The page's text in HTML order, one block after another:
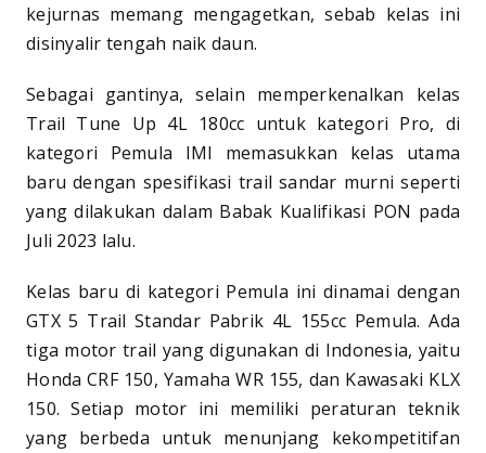
kejurnas memang mengagetkan, sebab kelas ini
disinyalir tengah naik daun.
Sebagai gantinya, selain memperkenalkan kelas
Trail Tune Up 4L 180cc untuk kategori Pro, di
kategori Pemula IMI memasukkan kelas utama
baru dengan spesifikasi trail sandar murni seperti
yang dilakukan dalam Babak Kualifikasi PON pada
Juli 2023 lalu.
Kelas baru di kategori Pemula ini dinamai dengan
GTX 5 Trail Standar Pabrik 4L 155cc Pemula. Ada
tiga motor trail yang digunakan di Indonesia, yaitu
Honda CRF 150, Yamaha WR 155, dan Kawasaki KLX
150. Setiap motor ini memiliki peraturan teknik
yang berbeda untuk menunjang kekompetitifan